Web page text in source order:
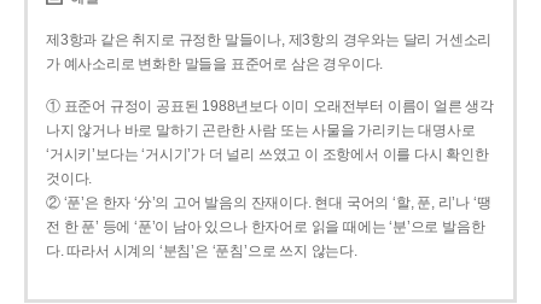
제3항과 같은 취지로 규정한 말들이나, 제3항의 경우와는 달리 거센소리
가 예사소리로 변화한 말들을 표준어로 삼은 경우이다.
① 표준어 규정이 공표된 1988년보다 이미 오래전부터 이름이 얼른 생각
나지 않거나 바로 말하기 곤란한 사람 또는 사물을 가리키는 대명사로
‘거시키’보다는 ‘거시기’가 더 널리 쓰였고 이 조항에서 이를 다시 확인한
것이다.
② ‘푼’은 한자 ‘分’의 고어 발음의 잔재이다. 현대 국어의 ‘할, 푼, 리’나 ‘땡
전 한 푼’ 등에 ‘푼’이 남아 있으나 한자어로 읽을 때에는 ‘분’으로 발음한
다. 따라서 시계의 ‘분침’은 ‘푼침’으로 쓰지 않는다.